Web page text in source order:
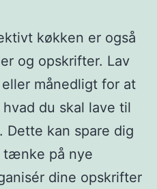
køkken er også
og opskrifter. Lav
månedligt for at
du skal lave til
Dette kan spare dig
på nye
dine opskrifter